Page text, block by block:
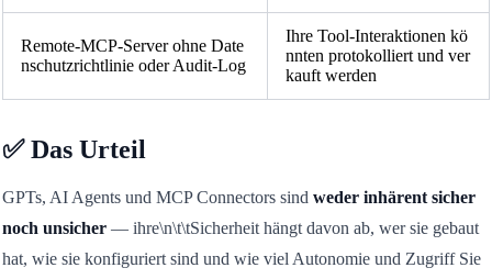
Remote-MCP-Server ohne Date
nschutzrichtlinie oder Audit-Log
Ihre Tool-Interaktionen kö
nnten protokolliert und ver
kauft werden
✅ Das Urteil
GPTs, AI Agents und MCP Connectors sind weder inhärent sicher
noch unsicher— ihre\n\t\tSicherheit hängt davon ab, wer sie gebaut
hat, wie sie konfiguriert sind und wie viel Autonomie und Zugriff Sie